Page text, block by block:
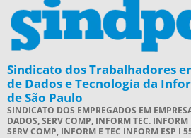
Sindicato dos Trabalhadores
de Dados e Tecnologia da
de São Paulo
SINDICATO DOS EMPREGADOS EM
DADOS, SERV COMP, INFORM TEC. INFORM
SERV COMP, INFORM E TEC INFORM ESP I